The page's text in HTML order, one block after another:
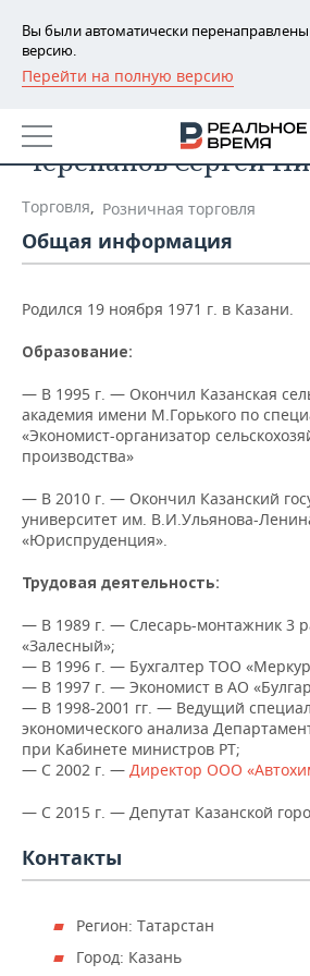
Вы были автоматически
версию.
Перейти на полную версию
РЕГИОНЫ
БАШКОРТОСТАН
ТАТАРСТАН
УДМУРТИЯ
НОВОСТИ
АНАЛИТИКА
НОВОСТИ АНАЛИТИКИ
КОМУ ПРИНАДЛЕЖАТ
ТОРГОВЫЕ ЦЕНТРЫ
ТАТАРСТАНА
ЭКОНОМИКА
БЮДЖЕТ
ПРОМЫШЛЕННОСТИ
АГРОПРОМ
МАШИНОСТРОЕНИЕ
НЕФТЕХИМИЯ
НЕФТЬ
ОПК
ЭНЕРГЕТИКА
НОВОСТИ АВТО
БИЗНЕС
РОЗНИЧНАЯ ТОРГОВЛЯ
ТРАНСПОРТ
УСЛУГИ
НОВОСТИ ТЕХНОЛОГИЙ
IT
МЕДИА
ТЕЛЕКОММУНИКАЦИИ
МЕРОПРИЯТИЯ
НОВОСТИ МЕРОПРИЯТИЙ
ВЫЕЗДНАЯ РЕДАКЦИЯ
БИЗНЕС-БРАНЧИ
ONLINE-КОНФЕРЕНЦИИ
ОТКРЫТАЯ ЛЕКЦИЯ
СПОРТ
НОВОСТИ СПОРТА
ФУТБОЛ
ХОККЕЙ
БАСКЕТБОЛ
КИБЕРСПОРТ
ФИГУРНОЕ КАТАНИЕ
ОБЩЕСТВО
НОВОСТИ ОБЩЕСТВА
ВЛАСТЬ
ИНФРАСТРУКТУРА
КУЛЬТУРА
МЕДИЦИНА
ФОТОГАЛЕРЕЯ
СЮЖЕТЫ
СПРАВОЧНИК
СПИСОК КОМПАНИЙ
Черепанов Сергей
Торговля, Розничная торговля
Общая информация
Родился 19 ноября 1971 г. в Казани.
Образование:
— В 1995 г. — Окончил Казанская
академия имени М.Горького по
«Экономист-организатор
производства»
— В 2010 г. — Окончил Казанский
университет им. В.И.Ульянова-
«Юриспруденция».
Трудовая деятельность:
— В 1989 г. — Слесарь-монтажник 3
«Залесный»;
— В 1996 г. — Бухгалтер ТОО
— В 1997 г. — Экономист в АО
— В 1998-2001 гг. — Ведущий
экономического анализа
при Кабинете министров РТ;
— С 2002 г. — Директор ООО
— С 2015 г. — Депутат Казанской
Контакты
Регион: Татарстан
Город: Казань